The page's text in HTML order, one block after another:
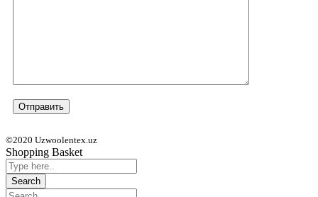
©2020 Uzwoolentex.uz
Shopping Basket